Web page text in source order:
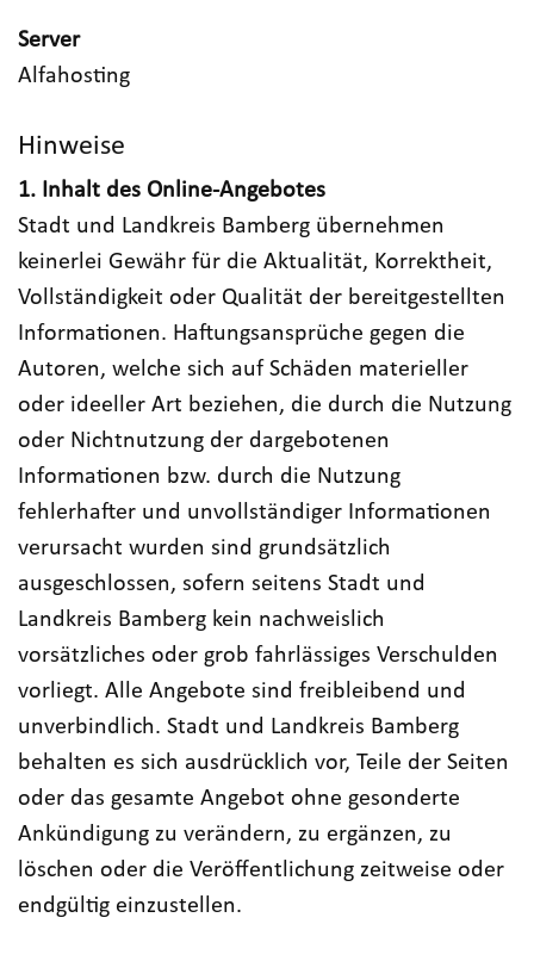
Server
Alfahosting
Hinweise
1. Inhalt des Online-Angebotes
Stadt und Landkreis Bamberg übernehmen
keinerlei Gewähr für die Aktualität, Korrektheit,
Vollständigkeit oder Qualität der bereitgestellten
Informationen. Haftungsansprüche gegen die
Autoren, welche sich auf Schäden materieller
oder ideeller Art beziehen, die durch die Nutzung
oder Nichtnutzung der dargebotenen
Informationen bzw. durch die Nutzung
fehlerhafter und unvollständiger Informationen
verursacht wurden sind grundsätzlich
ausgeschlossen, sofern seitens Stadt und
Landkreis Bamberg kein nachweislich
vorsätzliches oder grob fahrlässiges Verschulden
vorliegt. Alle Angebote sind freibleibend und
unverbindlich. Stadt und Landkreis Bamberg
behalten es sich ausdrücklich vor, Teile der Seiten
oder das gesamte Angebot ohne gesonderte
Ankündigung zu verändern, zu ergänzen, zu
löschen oder die Veröffentlichung zeitweise oder
endgültig einzustellen.